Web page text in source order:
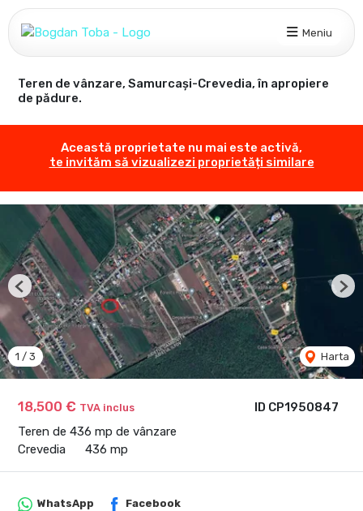
Meniu
Teren de vânzare, Samurcași-Crevedia, în apropiere
de pădure.
Această proprietate nu mai este activă,
te invităm să vizualizezi proprietăți similare
ID CP1950847
18,500 € TVA inclus
Teren de 436 mp de vânzare
Crevedia
436 mp
1 / 3 Harta
Previous
WhatsApp Facebook